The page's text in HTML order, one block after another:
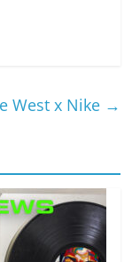
West x Nike →